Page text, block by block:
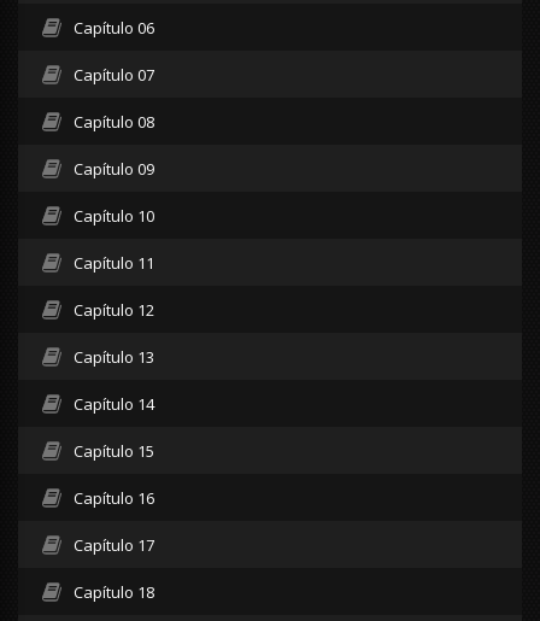
Capítulo 06
Capítulo 07
Capítulo 08
Capítulo 09
Capítulo 10
Capítulo 11
Capítulo 12
Capítulo 13
Capítulo 14
Capítulo 15
Capítulo 16
Capítulo 17
Capítulo 18